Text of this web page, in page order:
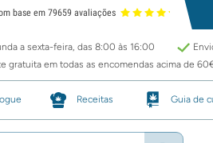
base em 79659 avaliações
a sexta-feira, das 8:00 às 16:00
gratuita em todas as encomendas acima de
Receitas Guia de